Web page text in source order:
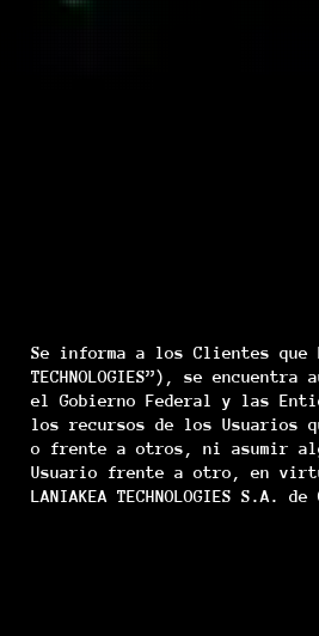
Se informa a los Clientes que
TECHNOLOGIES”), se
el Gobierno Federal y las
los recursos de los Usuarios
o frente a otros, ni asumir
Usuario frente a otro, en
LANIAKEA TECHNOLOGIES